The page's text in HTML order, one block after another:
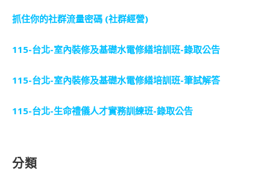
抓住你的社群流量密碼 (社群經營)
115-台北-室內裝修及基礎水電修繕培訓班-錄取公告
115-台北-室內裝修及基礎水電修繕培訓班-筆試解答
115-台北-生命禮儀人才實務訓練班-錄取公告
分類